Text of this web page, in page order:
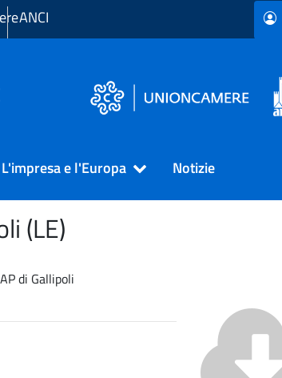
ANCI
L'impresa e l'Europa Notizie
(LE)
di Gallipoli